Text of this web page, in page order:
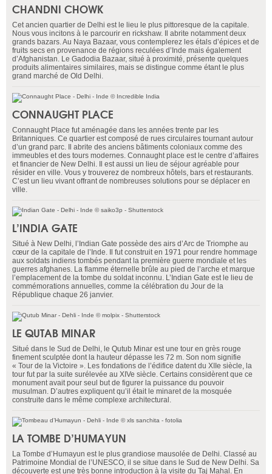
CHANDNI CHOWK
Cet ancien quartier de Delhi est le lieu le plus pittoresque de la capitale.
Nous vous incitons à le parcourir en rickshaw. Il abrite notamment deux
grands bazars. Au Naya Bazaar, vous contemplerez les étals d’épices et de
fruits secs en provenance de régions reculées d’Inde mais également
d’Afghanistan. Le Gadodia Bazaar, situé à proximité, présente quelques
produits alimentaires similaires, mais se distingue comme étant le plus
grand marché de Old Delhi.
CONNAUGHT PLACE
Connaught Place fut aménagée dans les années trente par les
Britanniques. Ce quartier est composé de rues circulaires tournant autour
d’un grand parc. Il abrite des anciens bâtiments coloniaux comme des
immeubles et des tours modernes. Connaught place est le centre d’affaires
et financier de New Delhi. Il est aussi un lieu de séjour agréable pour
résider en ville. Vous y trouverez de nombreux hôtels, bars et restaurants.
C’est un lieu vivant offrant de nombreuses solutions pour se déplacer en
ville.
L’INDIA GATE
Situé à New Delhi, l’Indian Gate possède des airs d’Arc de Triomphe au
cœur de la capitale de l’Inde. Il fut construit en 1971 pour rendre hommage
aux soldats indiens tombés pendant la première guerre mondiale et les
guerres afghanes. La flamme éternelle brûle au pied de l’arche et marque
l’emplacement de la tombe du soldat inconnu. L’Indian Gate est le lieu de
commémorations annuelles, comme la célébration du Jour de la
République chaque 26 janvier.
LE QUTAB MINAR
Situé dans le Sud de Delhi, le Qutub Minar est une tour en grès rouge
finement sculptée dont la hauteur dépasse les 72 m. Son nom signifie
« Tour de la Victoire ». Les fondations de l’édifice datent du XIIe siècle, la
tour fut par la suite surélevée au XIVe siècle. Certains considèrent que ce
monument avait pour seul but de figurer la puissance du pouvoir
musulman. D’autres expliquent qu’il était le minaret de la mosquée
construite dans le même complexe architectural.
LA TOMBE D’HUMAYUN
La Tombe d’Humayun est le plus grandiose mausolée de Delhi. Classé au
Patrimoine Mondial de l’UNESCO, il se situe dans le Sud de New Delhi. Sa
découverte est une très bonne introduction à la visite du Taj Mahal. En